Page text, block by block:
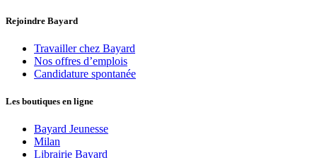
Rejoindre Bayard
Travailler chez Bayard
Nos offres d’emplois
Candidature spontanée
Les boutiques en ligne
Bayard Jeunesse
Milan
Librairie Bayard